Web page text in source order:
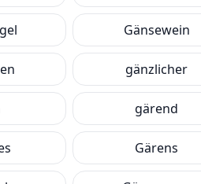
Gänsewein
gänzlicher
gärend
Gärens